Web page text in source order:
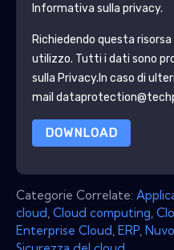
Informativa sulla privacy.
Richiedendo questa
utilizzo. Tutti i dati sono
sulla Privacy.In caso di
mail
DOWNLOAD
Categorie Correlate:
cloud Cloud computing
Enterprise Cloud ERP